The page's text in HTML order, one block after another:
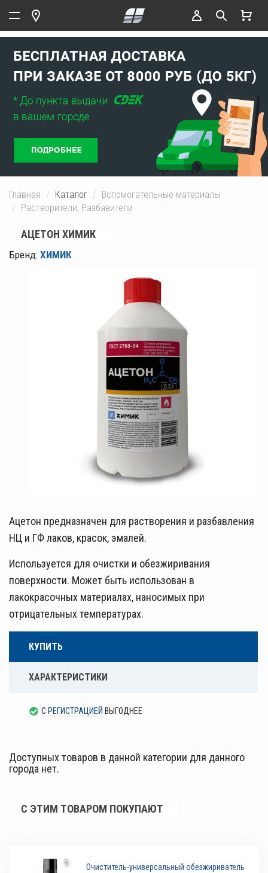
Главная Каталог
Вспомогательные материалы
Растворители, Разбавители
АЦЕТОН ХИМИК
Бренд: ХИМИК
Ацетон предназначен для растворения и разбавления
НЦ и ГФ лаков, красок, эмалей.
Используется для очистки и обезжиривания
поверхности. Может быть использован в
лакокрасочных материалах, наносимых при
отрицательных температурах.
КУПИТЬ
ХАРАКТЕРИСТИКИ
С РЕГИСТРАЦИЕЙ ВЫГОДНЕЕ
Доступных товаров в данной категории для данного
города нет.
С ЭТИМ ТОВАРОМ ПОКУПАЮТ
Очиститель-универсальный обезжириватель